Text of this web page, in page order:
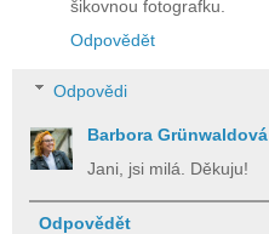
šikovnou fotografku.
Odpovědět
Odpovědi
Barbora Grünwaldová
Jani, jsi milá. Děkuju!
Odpovědět